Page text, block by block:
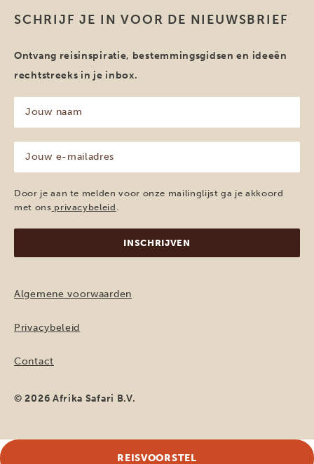
SCHRIJF JE IN VOOR DE NIEUWSBRIEF
Ontvang reisinspiratie, bestemmingsgidsen en ideeën
rechtstreeks in je inbox.
naam
(Vereist)
mailadres
(Vereist)
Door je aan te melden voor onze mailinglijst ga je akkoord
met ons privacybeleid .
Algemene voorwaarden
Privacybeleid
Contact
© 2026 Afrika Safari B.V.
REISVOORSTEL